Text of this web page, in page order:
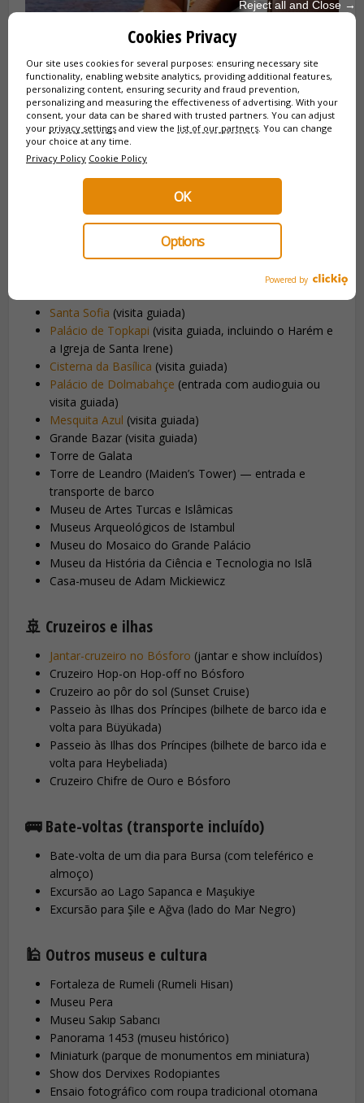
Tudo é gerido a partir do seu telemóvel: a aplicação
Istanbul Tourist Pass® substitui os bilhetes em papel e
permite-lhe reservar as suas atividades com um clique.
Lista completa de atrações do Istanbul
Aqui está a lista de todas as atividades às quais o passe dá
acesso ilimitado e gratuito, organizadas por categoria:
🏛️ Monumentos históricos (visitas guiadas)
Santa Sofia (visita guiada)
Palácio de Topkapi (visita guiada, incluindo o Harém e
a Igreja de Santa Irene)
Cisterna da Basílica (visita guiada)
Palácio de Dolmabahçe (entrada com audioguia ou
visita guiada)
Mesquita Azul (visita guiada)
Grande Bazar (visita guiada)
Torre de Galata
Torre de Leandro (Maiden’s Tower) — entrada e
transporte de barco
Museu de Artes Turcas e Islâmicas
Museus Arqueológicos de Istambul
Museu do Mosaico do Grande Palácio
Museu da História da Ciência e Tecnologia no Islã
Casa-museu de Adam Mickiewicz
🚢 Cruzeiros e ilhas
Jantar-cruzeiro no Bósforo (jantar e show incluídos)
Cruzeiro Hop-on Hop-off no Bósforo
Cruzeiro ao pôr do sol (Sunset Cruise)
Passeio às Ilhas dos Príncipes (bilhete de barco ida e
volta para Büyükada)
Passeio às Ilhas dos Príncipes (bilhete de barco ida e
volta para Heybeliada)
Cruzeiro Chifre de Ouro e Bósforo
🚌 Bate-voltas (transporte incluído)
Bate-volta de um dia para Bursa (com teleférico e
almoço)
Excursão ao Lago Sapanca e Maşukiye
Excursão para Şile e Ağva (lado do Mar Negro)
🕌 Outros museus e cultura
Fortaleza de Rumeli (Rumeli Hisarı)
Museu Pera
Museu Sakıp Sabancı
Panorama 1453 (museu histórico)
Miniaturk (parque de monumentos em miniatura)
Show dos Dervixes Rodopiantes
Ensaio fotográfico com roupa tradicional otomana
Reject all and Close →
Cookies Privacy
Our site uses cookies for several purposes: ensuring necessary site
functionality, enabling website analytics, providing additional features,
personalizing content, ensuring security and fraud prevention,
personalizing and measuring the effectiveness of advertising. With your
consent, your data can be shared with trusted partners. You can adjust
your privacy settings and view the list of our partners. You can change
your choice at any time.
Privacy Policy Cookie Policy
Options
OK
Powered by